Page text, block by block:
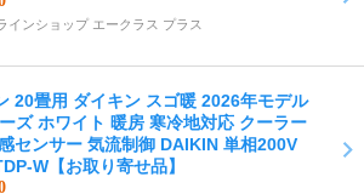
インショップ エークラス プラス
20畳用 ダイキン スゴ暖 2026年モデル
ズ ホワイト 暖房 寒冷地対応 クーラー
センサー 気流制御 DAIKIN 単相200V
W【お取り寄せ品】